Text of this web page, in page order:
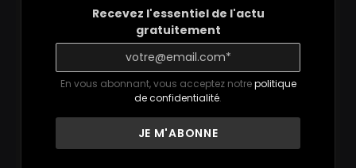
Recevez l'essentiel de l'actu
gratuitement
En vous abonnant, vous acceptez notrepolitique
de confidentialité.